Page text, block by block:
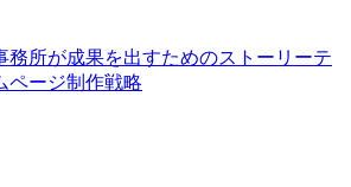
務所が成果を出すためのストーリーテ
ページ制作戦略